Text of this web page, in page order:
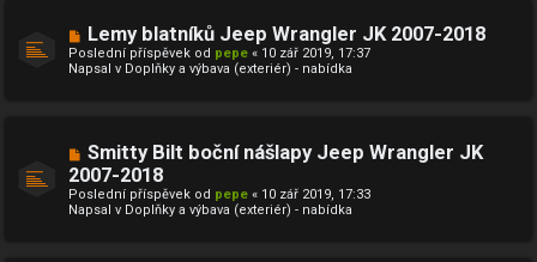
ě
e
k
N
o
v
ý
p
ě
v
e
k
Lemy blatníků Jeep Wrangler JK 2007-2018
Poslední příspěvek od pepe « 10 zář 2019, 17:37
Napsal v Doplňky a výbava (exteriér) - nabídka
N
o
v
ý
p
Smitty Bilt boční nášlapy Jeep Wrangler JK
2007-2018
Poslední příspěvek od pepe « 10 zář 2019, 17:33
Napsal v Doplňky a výbava (exteriér) - nabídka